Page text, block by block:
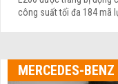
công suất tối đa 184 mã
MERCEDES-BENZ